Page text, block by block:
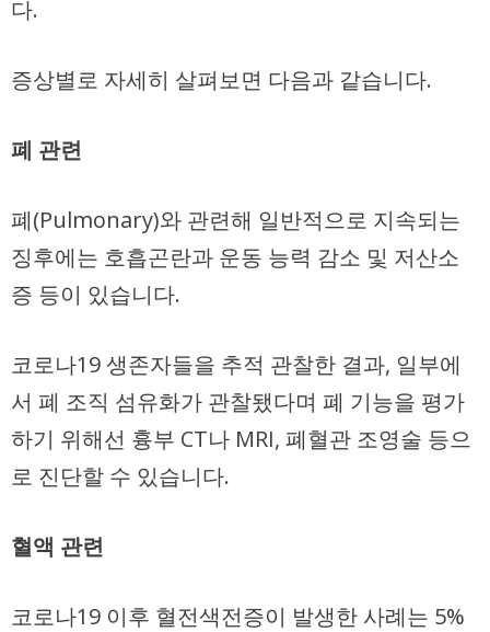
다.
증상별로 자세히 살펴보면 다음과 같습니다.
폐 관련
폐(Pulmonary)와 관련해 일반적으로 지속되는
징후에는 호흡곤란과 운동 능력 감소 및 저산소
증 등이 있습니다.
코로나19 생존자들을 추적 관찰한 결과, 일부에
서 폐 조직 섬유화가 관찰됐다며 폐 기능을 평가
하기 위해선 흉부 CT나 MRI, 폐혈관 조영술 등으
로 진단할 수 있습니다.
혈액 관련
코로나19 이후 혈전색전증이 발생한 사례는 5%